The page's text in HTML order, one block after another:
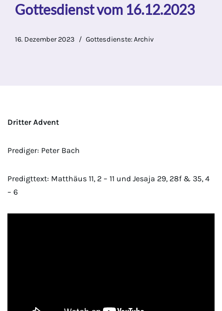
Gottesdienst vom 16.12.2023
16. Dezember 2023 Gottesdienste: Archiv
Dritter Advent
Prediger: Peter Bach
Predigttext: Matthäus 11, 2 – 11 und Jesaja 29, 28f & 35, 4
– 6